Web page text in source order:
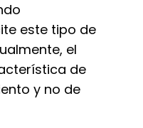
este tipo de
el
de
y no de